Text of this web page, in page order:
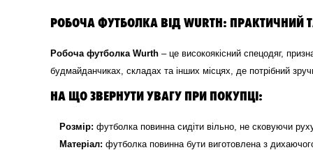
РОБОЧА ФУТБОЛКА ВІД WURTH: ПРАКТИЧНИЙ
Робоча футболка Wurth – це високоякісний спецодяг,
будмайданчиках, складах та інших місцях, де потрібний
НА ЩО ЗВЕРНУТИ УВАГУ ПРИ ПОКУПЦІ:
Розмір: футболка повинна сидіти вільно, не сковуючи
Матеріал: футболка повинна бути виготовлена з